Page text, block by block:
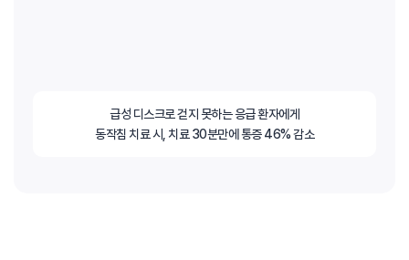
급성 디스크로 걷지 못하는 응급 환자에게
동작침 치료 시, 치료 30분만에 통증 46% 감소